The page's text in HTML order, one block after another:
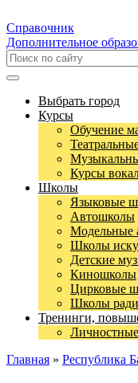
Справочник
Дополнительное
Выбрать город
Курсы
Обучение
Курсы
Школы
Языковые
Автошколы
Модельные
Школы
Детские
Киношколы
Цирковые
Школы
Тренинги,
Главная » Республика